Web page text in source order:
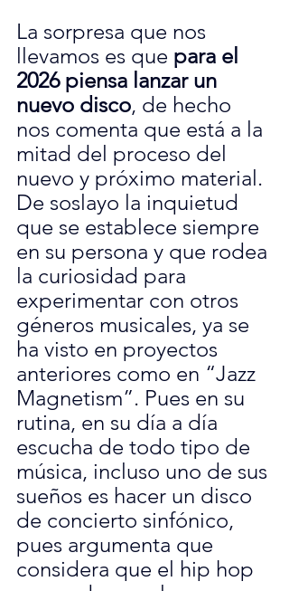
La sorpresa que nos
llevamos es que para el
2026 piensa lanzar un
nuevo disco, de hecho
nos comenta que está a la
mitad del proceso del
nuevo y próximo material.
De soslayo la inquietud
que se establece siempre
en su persona y que rodea
la curiosidad para
experimentar con otros
géneros musicales, ya se
ha visto en proyectos
anteriores como en “Jazz
Magnetism”. Pues en su
rutina, en su día a día
escucha de todo tipo de
música, incluso uno de sus
sueños es hacer un disco
de concierto sinfónico,
pues argumenta que
considera que el hip hop